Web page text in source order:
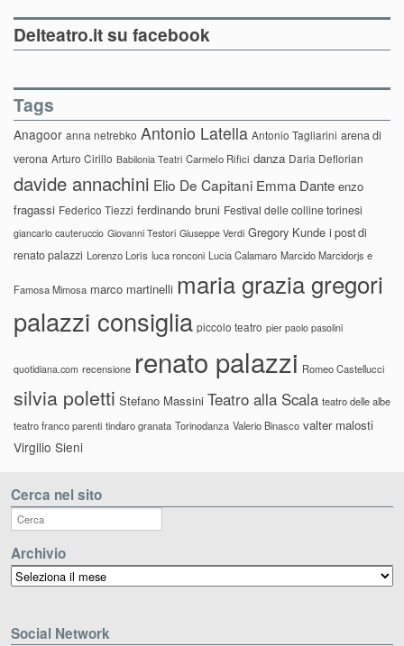
Delteatro.it su facebook
Tags
Anagoor anna netrebko Antonio Latella Antonio Tagliarini arena di
verona Arturo Cirillo Babilonia Teatri Carmelo Rifici danza Daria Deflorian
davide annachini Elio De Capitani Emma Dante enzo
fragassi Federico Tiezzi ferdinando bruni Festival delle colline torinesi
giancarlo cauteruccio Giovanni Testori Giuseppe Verdi Gregory Kunde i post di
renato palazzi Lorenzo Loris luca ronconi Lucia Calamaro Marcido Marcidorjs e
Famosa Mimosa marco martinelli maria grazia gregori
palazzi consiglia piccolo teatro pier paolo pasolini
quotidiana.com recensione renato palazzi Romeo Castellucci
silvia poletti Stefano Massini Teatro alla Scala teatro delle albe
teatro franco parenti tindaro granata Torinodanza Valerio Binasco valter malosti
Virgilio Sieni
Cerca nel sito
Archivio
Archivio
Social Network